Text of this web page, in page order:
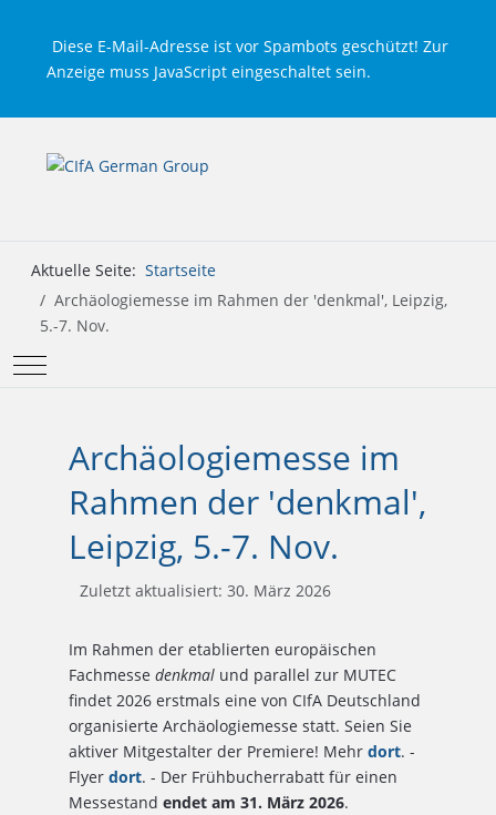
Diese E-Mail-Adresse ist vor Spambots geschützt! Zur
Anzeige muss JavaScript eingeschaltet sein.
Aktuelle Seite: Startseite
Archäologiemesse im Rahmen der 'denkmal', Leipzig,
5.-7. Nov.
Mobile Menu Toggle
Archäologiemesse im
Rahmen der 'denkmal',
Leipzig, 5.-7. Nov.
Zuletzt aktualisiert: 30. März 2026
Im Rahmen der etablierten europäischen
Fachmesse denkmal und parallel zur MUTEC
findet 2026 erstmals eine von CIfA Deutschland
organisierte Archäologiemesse statt. Seien Sie
aktiver Mitgestalter der Premiere! Mehr dort. -
Flyer dort. - Der Frühbucherrabatt für einen
Messestand endet am 31. März 2026.